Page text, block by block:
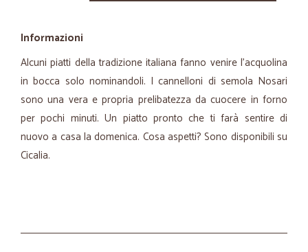
Informazioni
Alcuni piatti della tradizione italiana fanno venire l'acquolina
in bocca solo nominandoli. I cannelloni di semola Nosari
sono una vera e propria prelibatezza da cuocere in forno
per pochi minuti. Un piatto pronto che ti farà sentire di
nuovo a casa la domenica. Cosa aspetti? Sono disponibili su
Cicalia.